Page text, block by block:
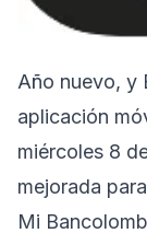
Año nuevo, y
aplicación
miércoles 8
mejorada
Mi